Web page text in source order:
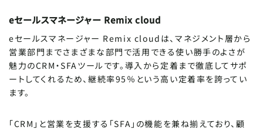
eセールスマネージャー Remix cloud
eセールスマネージャー Remix cloudは、マネジメント層から
営業部門までさまざまな部門で活用できる使い勝手のよさが
魅力のCRM・SFAツールです。導入から定着まで徹底してサポ
ートしてくれるため、継続率95％という高い定着率を誇ってい
ます。
「CRM」と営業を支援する「SFA」の機能を兼ね揃えており、顧